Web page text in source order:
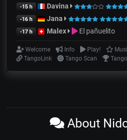
-15 h Davina
-16 h Jana
-17 h Malex El pañuelito
Welcome Info Play!
TangoLink
Tango Scan
About